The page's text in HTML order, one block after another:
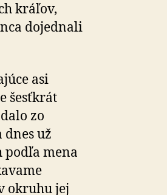
kráľov,
dojednali
asi
šesťkrát
zo
dnes už
podľa mena
okruhu jej